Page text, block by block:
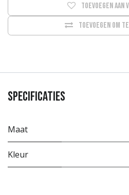
Toevoegen om
Toevoegen
Specificaties
Maat
Kleur